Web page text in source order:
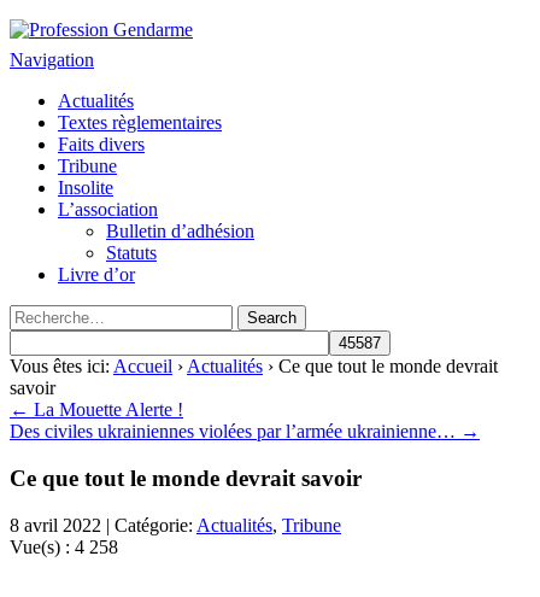
Profession Gendarme
Le journal des gendarmes
Navigation
Actualités
Textes règlementaires
Faits divers
Tribune
Insolite
L’association
Bulletin d’adhésion
Statuts
Livre d’or
Vous êtes ici: Accueil › Actualités › Ce que tout le monde devrait
savoir
← La Mouette Alerte !
Des civiles ukrainiennes violées par l’armée ukrainienne… →
Ce que tout le monde devrait savoir
8 avril 2022 | Catégorie: Actualités, Tribune
Vue(s) : 4 258